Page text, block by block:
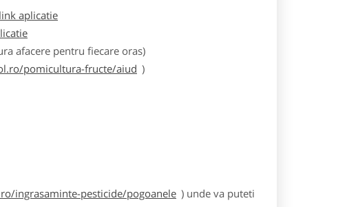
link aplicatie
afacere pentru fiecare oras)
pomicultura-fructe/aiud )
ingrasaminte-pesticide/pogoanele ) unde va puteti